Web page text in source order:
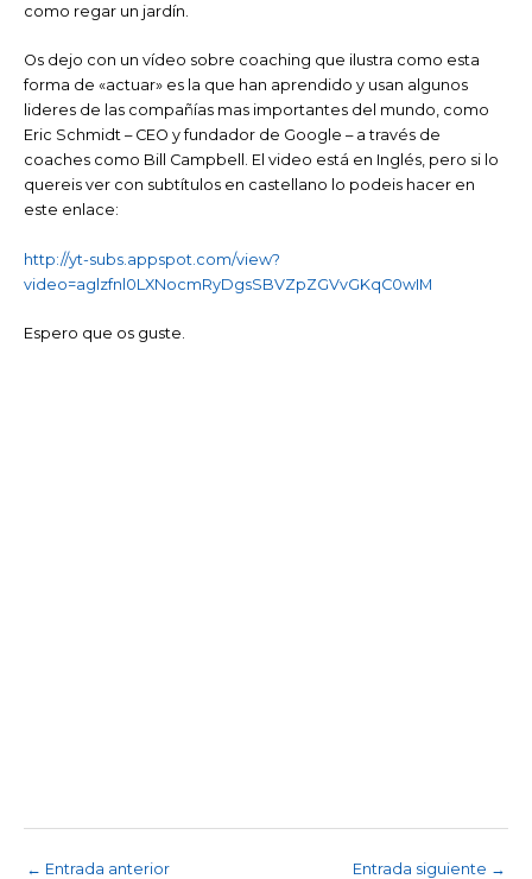
como regar un jardín.
Os dejo con un vídeo sobre coaching que ilustra como esta
forma de «actuar» es la que han aprendido y usan algunos
lideres de las compañías mas importantes del mundo, como
Eric Schmidt – CEO y fundador de Google – a través de
coaches como Bill Campbell. El video está en Inglés, pero si lo
quereis ver con subtítulos en castellano lo podeis hacer en
este enlace:
http://yt-subs.appspot.com/view?
video=aglzfnl0LXNocmRyDgsSBVZpZGVvGKqC0wIM
Espero que os guste.
← Entrada anterior Entrada siguiente →